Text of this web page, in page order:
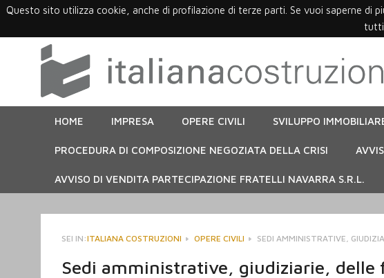
Questo sito utilizza cookie, anche di profilazione di terze parti. Se vuoi saperne di
tutti
HOME IMPRESA OPERE CIVILI SVILUPPO
PROCEDURA DI COMPOSIZIONE NEGOZIATA DELLA CRISI
AVVISO DI VENDITA PARTECIPAZIONE FRATELLI NAVARRA S.R.L.
SEI IN:ITALIANA COSTRUZIONI OPERE CIVILI SEDI AMMINISTRATIVE,
Sedi amministrative, giudiziarie, delle